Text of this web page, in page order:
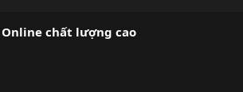
chất lượng cao